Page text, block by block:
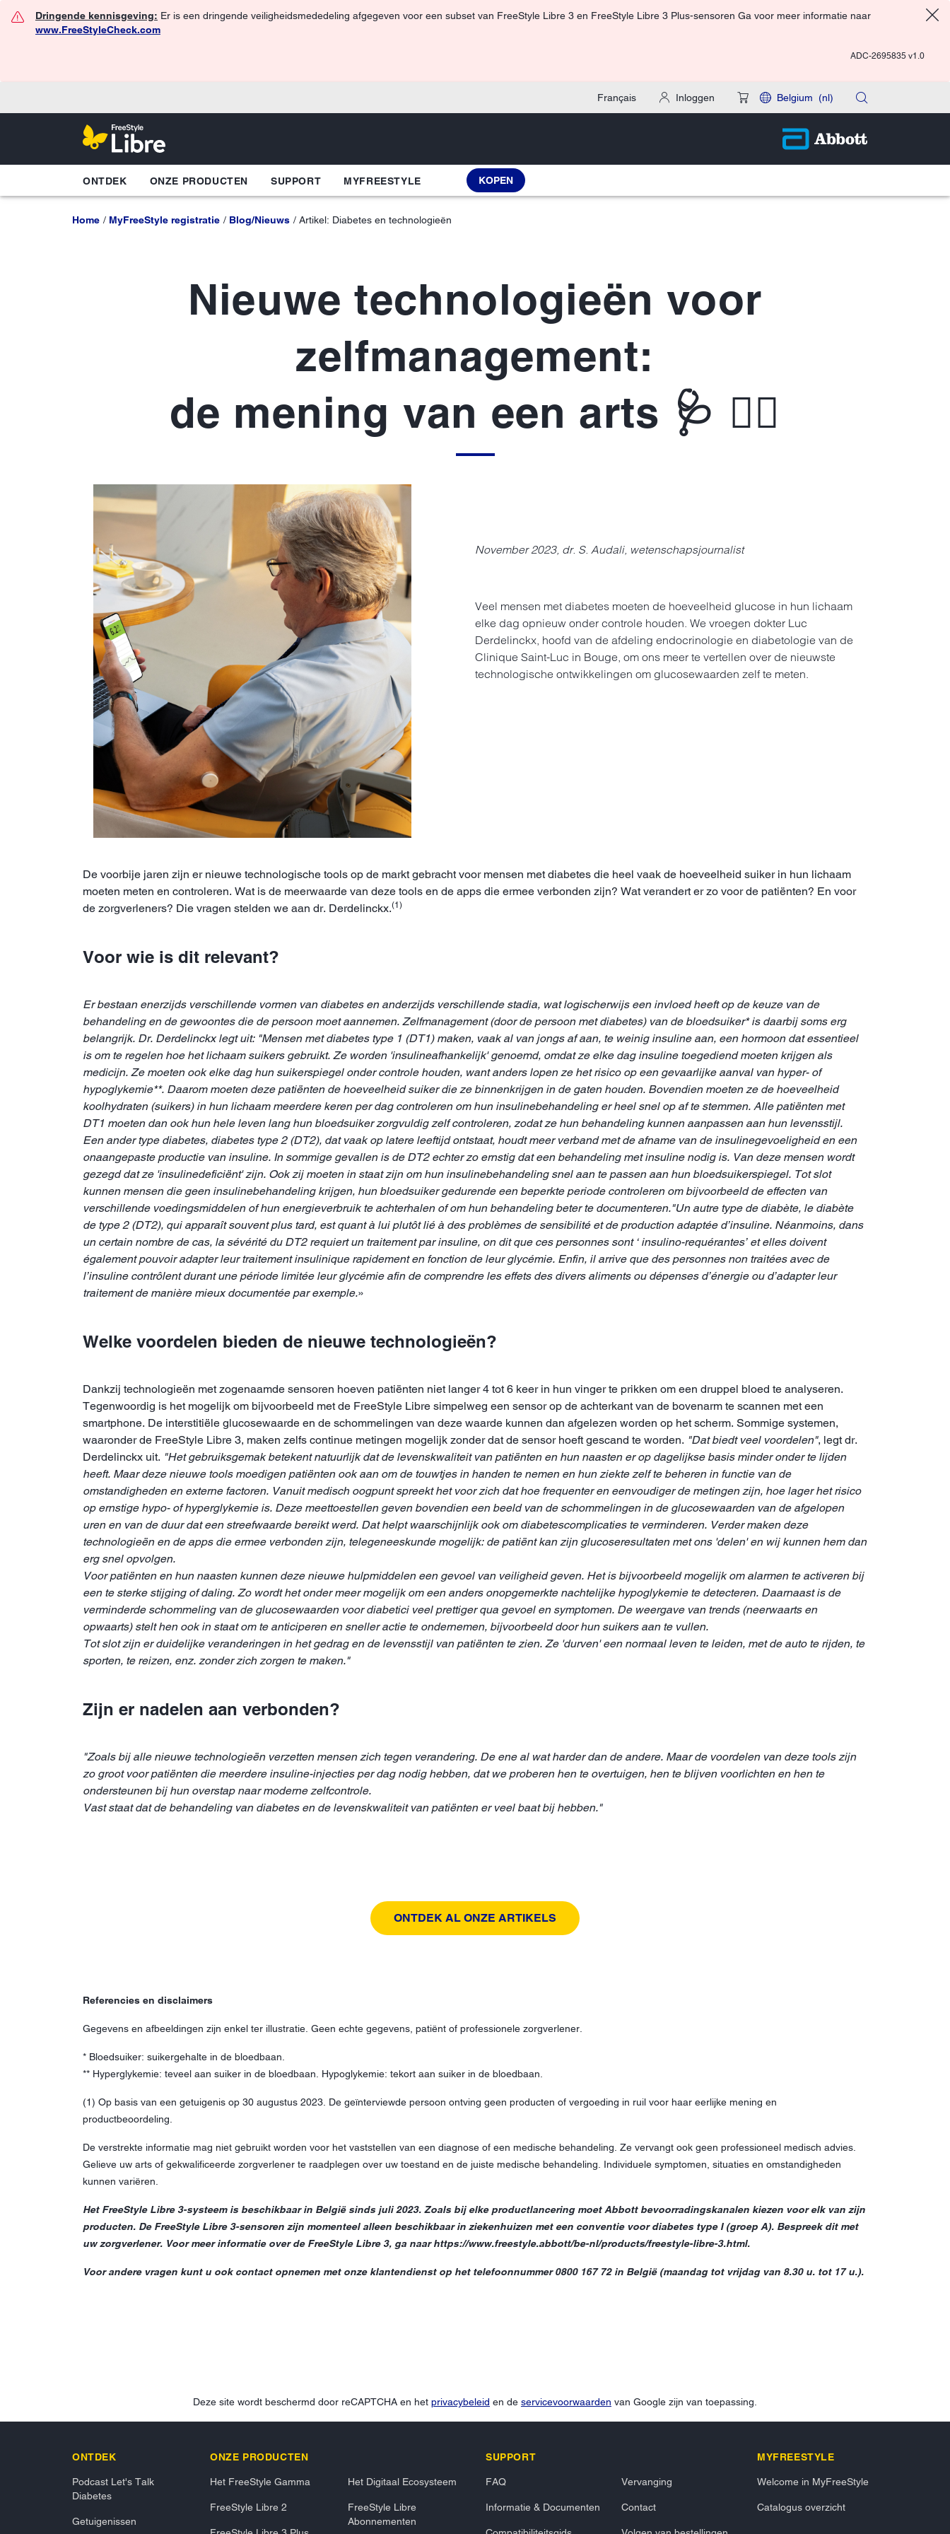
Dringende kennisgeving: Er is een dringende veiligheidsmededeling afgegeven voor een subset van FreeStyle Libre 3 en FreeStyle Libre 3 Plus-sensoren Ga voor meer informatie naar
www.FreeStyleCheck.com
ADC-2695835 v1.0
Français Inloggen Belgium (nl)
ONTDEK ONZE PRODUCTEN SUPPORT MYFREESTYLE KOPEN
Home MyFreeStyle registratie Blog/Nieuws Artikel: Diabetes en technologieën
Nieuwe technologieën voor
zelfmanagement:
de mening van een arts 🩺 👨‍⚕️
November 2023, dr. S. Audali, wetenschapsjournalist
Veel mensen met diabetes moeten de hoeveelheid glucose in hun lichaam
elke dag opnieuw onder controle houden. We vroegen dokter Luc
Derdelinckx, hoofd van de afdeling endocrinologie en diabetologie van de
Clinique Saint-Luc in Bouge, om ons meer te vertellen over de nieuwste
technologische ontwikkelingen om glucosewaarden zelf te meten.
De voorbije jaren zijn er nieuwe technologische tools op de markt gebracht voor mensen met diabetes die heel vaak de hoeveelheid suiker in hun lichaam
moeten meten en controleren. Wat is de meerwaarde van deze tools en de apps die ermee verbonden zijn? Wat verandert er zo voor de patiënten? En voor
de zorgverleners? Die vragen stelden we aan dr. Derdelinckx.(1)
Voor wie is dit relevant?
Er bestaan enerzijds verschillende vormen van diabetes en anderzijds verschillende stadia, wat logischerwijs een invloed heeft op de keuze van de
behandeling en de gewoontes die de persoon moet aannemen. Zelfmanagement (door de persoon met diabetes) van de bloedsuiker* is daarbij soms erg
belangrijk. Dr. Derdelinckx legt uit: "Mensen met diabetes type 1 (DT1) maken, vaak al van jongs af aan, te weinig insuline aan, een hormoon dat essentieel
is om te regelen hoe het lichaam suikers gebruikt. Ze worden 'insulineafhankelijk' genoemd, omdat ze elke dag insuline toegediend moeten krijgen als
medicijn. Ze moeten ook elke dag hun suikerspiegel onder controle houden, want anders lopen ze het risico op een gevaarlijke aanval van hyper- of
hypoglykemie**. Daarom moeten deze patiënten de hoeveelheid suiker die ze binnenkrijgen in de gaten houden. Bovendien moeten ze de hoeveelheid
koolhydraten (suikers) in hun lichaam meerdere keren per dag controleren om hun insulinebehandeling er heel snel op af te stemmen. Alle patiënten met
DT1 moeten dan ook hun hele leven lang hun bloedsuiker zorgvuldig zelf controleren, zodat ze hun behandeling kunnen aanpassen aan hun levensstijl.
Een ander type diabetes, diabetes type 2 (DT2), dat vaak op latere leeftijd ontstaat, houdt meer verband met de afname van de insulinegevoeligheid en een
onaangepaste productie van insuline. In sommige gevallen is de DT2 echter zo ernstig dat een behandeling met insuline nodig is. Van deze mensen wordt
gezegd dat ze 'insulinedeficiënt' zijn. Ook zij moeten in staat zijn om hun insulinebehandeling snel aan te passen aan hun bloedsuikerspiegel. Tot slot
kunnen mensen die geen insulinebehandeling krijgen, hun bloedsuiker gedurende een beperkte periode controleren om bijvoorbeeld de effecten van
verschillende voedingsmiddelen of hun energieverbruik te achterhalen of om hun behandeling beter te documenteren."Un autre type de diabète, le diabète
de type 2 (DT2), qui apparaît souvent plus tard, est quant à lui plutôt lié à des problèmes de sensibilité et de production adaptée d’insuline. Néanmoins, dans
un certain nombre de cas, la sévérité du DT2 requiert un traitement par insuline, on dit que ces personnes sont ‘ insulino-requérantes’ et elles doivent
également pouvoir adapter leur traitement insulinique rapidement en fonction de leur glycémie. Enfin, il arrive que des personnes non traitées avec de
l’insuline contrôlent durant une période limitée leur glycémie afin de comprendre les effets des divers aliments ou dépenses d’énergie ou d’adapter leur
traitement de manière mieux documentée par exemple.»
Welke voordelen bieden de nieuwe technologieën?
Dankzij technologieën met zogenaamde sensoren hoeven patiënten niet langer 4 tot 6 keer in hun vinger te prikken om een druppel bloed te analyseren.
Tegenwoordig is het mogelijk om bijvoorbeeld met de FreeStyle Libre simpelweg een sensor op de achterkant van de bovenarm te scannen met een
smartphone. De interstitiële glucosewaarde en de schommelingen van deze waarde kunnen dan afgelezen worden op het scherm. Sommige systemen,
waaronder de FreeStyle Libre 3, maken zelfs continue metingen mogelijk zonder dat de sensor hoeft gescand te worden. "Dat biedt veel voordelen", legt dr.
Derdelinckx uit. "Het gebruiksgemak betekent natuurlijk dat de levenskwaliteit van patiënten en hun naasten er op dagelijkse basis minder onder te lijden
heeft. Maar deze nieuwe tools moedigen patiënten ook aan om de touwtjes in handen te nemen en hun ziekte zelf te beheren in functie van de
omstandigheden en externe factoren. Vanuit medisch oogpunt spreekt het voor zich dat hoe frequenter en eenvoudiger de metingen zijn, hoe lager het risico
op ernstige hypo- of hyperglykemie is. Deze meettoestellen geven bovendien een beeld van de schommelingen in de glucosewaarden van de afgelopen
uren en van de duur dat een streefwaarde bereikt werd. Dat helpt waarschijnlijk ook om diabetescomplicaties te verminderen. Verder maken deze
technologieën en de apps die ermee verbonden zijn, telegeneeskunde mogelijk: de patiënt kan zijn glucoseresultaten met ons 'delen' en wij kunnen hem dan
erg snel opvolgen.
Voor patiënten en hun naasten kunnen deze nieuwe hulpmiddelen een gevoel van veiligheid geven. Het is bijvoorbeeld mogelijk om alarmen te activeren bij
een te sterke stijging of daling. Zo wordt het onder meer mogelijk om een anders onopgemerkte nachtelijke hypoglykemie te detecteren. Daarnaast is de
verminderde schommeling van de glucosewaarden voor diabetici veel prettiger qua gevoel en symptomen. De weergave van trends (neerwaarts en
opwaarts) stelt hen ook in staat om te anticiperen en sneller actie te ondernemen, bijvoorbeeld door hun suikers aan te vullen.
Tot slot zijn er duidelijke veranderingen in het gedrag en de levensstijl van patiënten te zien. Ze 'durven' een normaal leven te leiden, met de auto te rijden, te
sporten, te reizen, enz. zonder zich zorgen te maken."
Zijn er nadelen aan verbonden?
"Zoals bij alle nieuwe technologieën verzetten mensen zich tegen verandering. De ene al wat harder dan de andere. Maar de voordelen van deze tools zijn
zo groot voor patiënten die meerdere insuline-injecties per dag nodig hebben, dat we proberen hen te overtuigen, hen te blijven voorlichten en hen te
ondersteunen bij hun overstap naar moderne zelfcontrole.
Vast staat dat de behandeling van diabetes en de levenskwaliteit van patiënten er veel baat bij hebben."
ONTDEK AL ONZE ARTIKELS
Referencies en disclaimers
Gegevens en afbeeldingen zijn enkel ter illustratie. Geen echte gegevens, patiënt of professionele zorgverlener.
* Bloedsuiker: suikergehalte in de bloedbaan.
** Hyperglykemie: teveel aan suiker in de bloedbaan. Hypoglykemie: tekort aan suiker in de bloedbaan.
(1) Op basis van een getuigenis op 30 augustus 2023. De geïnterviewde persoon ontving geen producten of vergoeding in ruil voor haar eerlijke mening en
productbeoordeling.
De verstrekte informatie mag niet gebruikt worden voor het vaststellen van een diagnose of een medische behandeling. Ze vervangt ook geen professioneel medisch advies.
Gelieve uw arts of gekwalificeerde zorgverlener te raadplegen over uw toestand en de juiste medische behandeling. Individuele symptomen, situaties en omstandigheden
kunnen variëren.
Het FreeStyle Libre 3-systeem is beschikbaar in België sinds juli 2023. Zoals bij elke productlancering moet Abbott bevoorradingskanalen kiezen voor elk van zijn
producten. De FreeStyle Libre 3-sensoren zijn momenteel alleen beschikbaar in ziekenhuizen met een conventie voor diabetes type I (groep A). Bespreek dit met
uw zorgverlener. Voor meer informatie over de FreeStyle Libre 3, ga naar https://www.freestyle.abbott/be-nl/products/freestyle-libre-3.html.
Voor andere vragen kunt u ook contact opnemen met onze klantendienst op het telefoonnummer 0800 167 72 in België (maandag tot vrijdag van 8.30 u. tot 17 u.).
Deze site wordt beschermd door reCAPTCHA en het privacybeleid en de servicevoorwaarden van Google zijn van toepassing.
ONTDEK
Podcast Let's Talk
Diabetes
Getuigenissen
ONZE PRODUCTEN
Het FreeStyle Gamma
FreeStyle Libre 2
Het Digitaal Ecosysteem
FreeStyle Libre
Abonnementen
SUPPORT
FAQ
Informatie & Documenten
Vervanging
Contact
MYFREESTYLE
Welcome in MyFreeStyle
Catalogus overzicht